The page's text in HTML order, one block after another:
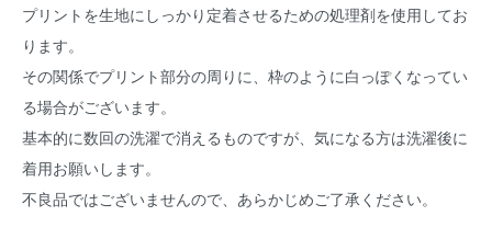
プリントを生地にしっかり定着させるための処理剤を使用してお
ります。
その関係でプリント部分の周りに、枠のように白っぽくなってい
る場合がございます。
基本的に数回の洗濯で消えるものですが、気になる方は洗濯後に
着用お願いします。
不良品ではございませんので、あらかじめご了承ください。